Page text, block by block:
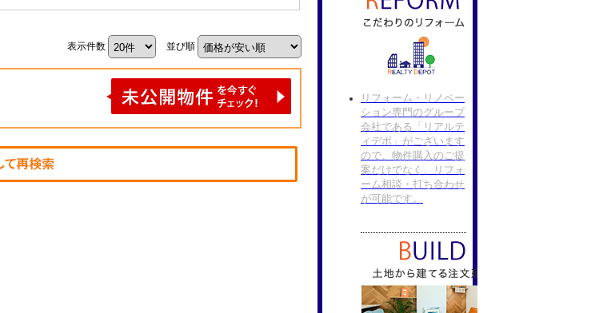
表示件数 並び順
リフォーム・リノベー
ション専門のグループ
会社である「リアルテ
ィデポ」がございます
ので、物件購入のご提
案だけでなく、リフォ
ーム相談・打ち合わせ
が可能です。